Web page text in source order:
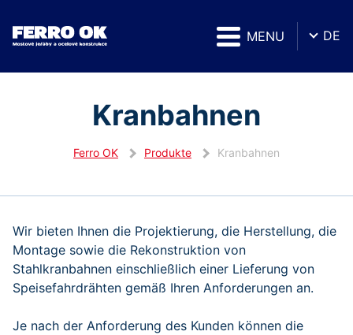
MENU DE
Kranbahnen
Ferro OK Produkte Kranbahnen
Wir bieten Ihnen die Projektierung, die Herstellung, die
Montage sowie die Rekonstruktion von
Stahlkranbahnen einschließlich einer Lieferung von
Speisefahrdrähten gemäß Ihren Anforderungen an.
Je nach der Anforderung des Kunden können die